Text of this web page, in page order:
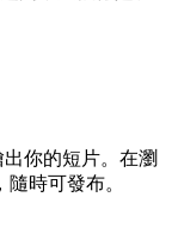
你的短片。在瀏
時可發布。